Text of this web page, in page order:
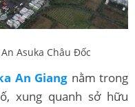
Asuka Châu Đốc
An Giang nằm trong
xung quanh sở hữu